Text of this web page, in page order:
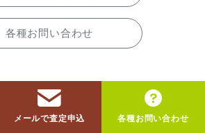
各種お問い合わせ
2022 -2026 東京市場
メールで査定申込 各種お問い合わせ